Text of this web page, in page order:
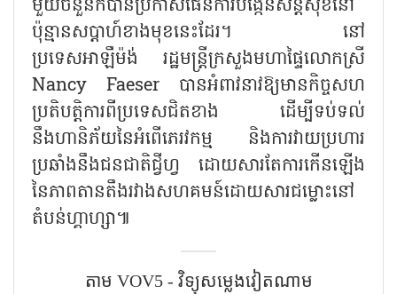
មួយចំនួនក៏បានប្រកាសផែនការបង្កើនសន្តិសុខនៅ
ប៉ុន្មានសប្តាហ៍ខាងមុខនេះដែរ។ នៅ
ប្រទេសអាឡឺម៉ង់ រដ្ឋមន្ត្រីក្រសួងមហាផ្ទៃលោកស្រី
Nancy Faeser បានអំពាវនាវឱ្យមានកិច្ចសហ
ប្រតិបត្តិការពីប្រទេសជិតខាង ដើម្បីទប់ទល់
នឹងហានិភ័យនៃអំពើភេរវកម្ម និងការវាយប្រហារ
ប្រឆាំងនឹងជនជាតិជ្វីហ្វ ដោយសារតែការកើនឡើង
នៃភាពតានតឹងរវាងសហគមន៍ដោយសារជម្លោះនៅ
តំបន់ហ្គាហ្សា៕
តាម​ VOV5 - វិទ្យុសម្លេងវៀតណាម